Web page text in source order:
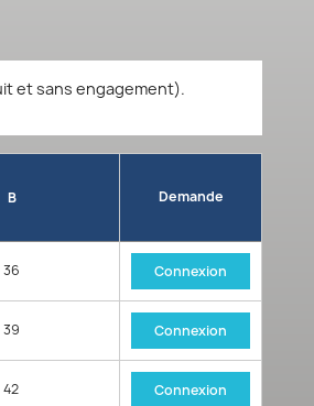
et sans engagement).
B Demande
36 Connexion
39 Connexion
42 Connexion